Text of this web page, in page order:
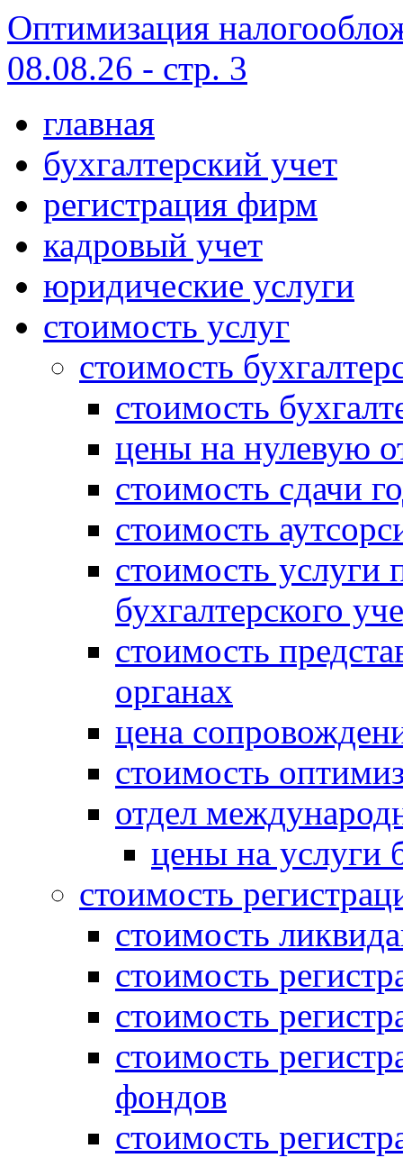
Оптимизация
08.08.26 - стр. 3
главная
бухгалтерский учет
регистрация фирм
кадровый учет
юридические услуги
стоимость услуг
стоимость
стоимость
цены на нулевую
стоимость сдачи
стоимость
стоимость услуги
бухгалтерского
стоимость
органах
цена
стоимость
отдел
цены на услуги
стоимость
стоимость
стоимость
стоимость
стоимость
фондов
стоимость